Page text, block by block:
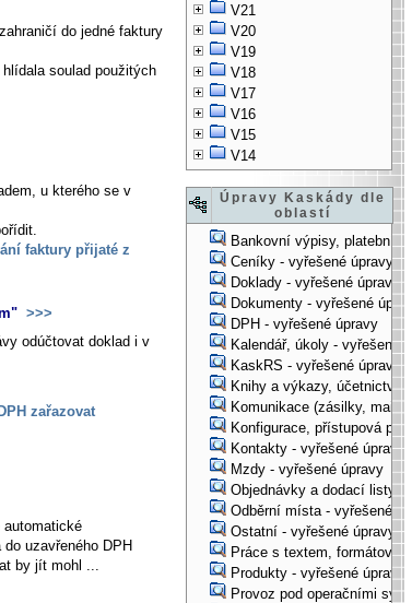
V21
V20
V19
V18
V17
V16
V15
V14
Úpravy Kaskády dle
oblastí
Bankovní výpisy, platební
Ceníky - vyřešené úpravy
Doklady - vyřešené úpravy
Dokumenty - vyřešené úpravy
DPH - vyřešené úpravy
Kalendář, úkoly - vyřešené
KaskRS - vyřešené úpravy
Knihy a výkazy, účetnictví -
Komunikace (zásilky, mail-
Konfigurace, přístupová
Kontakty - vyřešené úpravy
Mzdy - vyřešené úpravy
Objednávky a dodací listy -
Odběrní místa - vyřešené
Ostatní - vyřešené úpravy
Práce s textem,
Produkty - vyřešené úpravy
Provoz pod operačními
do jedné faktury
hlídala soulad použitých
u kterého se v
faktury přijaté z
>>>
odúčtovat doklad i v
zařazovat
automatické
do uzavřeného DPH
by jít mohl ...